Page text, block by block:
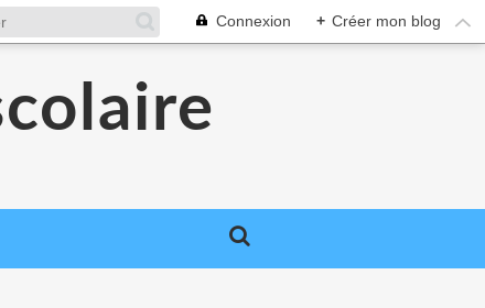
Connexion + Créer mon blog